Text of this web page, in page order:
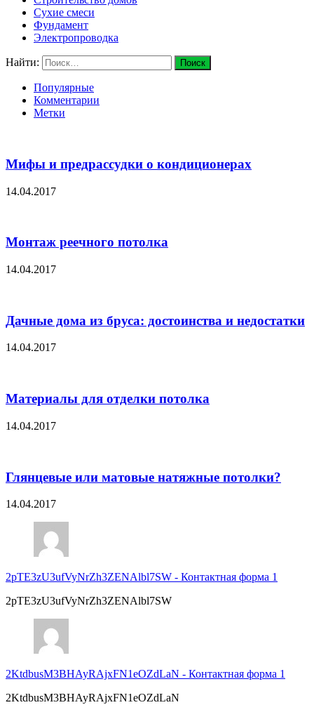
Сухие смеси
Фундамент
Электропроводка
Найти:
Популярные
Комментарии
Метки
Мифы и предрассудки о кондиционерах
14.04.2017
Монтаж реечного потолка
14.04.2017
Дачные дома из бруса: достоинства и недостатки
14.04.2017
Материалы для отделки потолка
14.04.2017
Глянцевые или матовые натяжные потолки?
14.04.2017
2pTE3zU3ufVyNrZh3ZENAlbl7SW - Контактная форма 1
2pTE3zU3ufVyNrZh3ZENAlbl7SW
2KtdbusM3BHAyRAjxFN1eOZdLaN - Контактная форма 1
2KtdbusM3BHAyRAjxFN1eOZdLaN